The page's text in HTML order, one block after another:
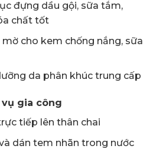
đựng dầu gội, sữa tắm,
chất tốt
cho kem chống nắng, sữa
da phân khúc trung cấp
gia công
tiếp lên thân chai
dán tem nhãn trong nước